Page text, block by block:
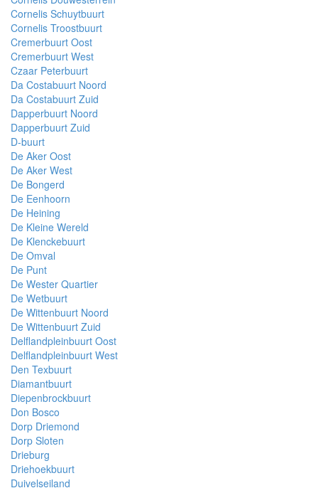
Cornelis Schuytbuurt
Cornelis Troostbuurt
Cremerbuurt Oost
Cremerbuurt West
Czaar Peterbuurt
Da Costabuurt Noord
Da Costabuurt Zuid
Dapperbuurt Noord
Dapperbuurt Zuid
D-buurt
De Aker Oost
De Aker West
De Bongerd
De Eenhoorn
De Heining
De Kleine Wereld
De Klenckebuurt
De Omval
De Punt
De Wester Quartier
De Wetbuurt
De Wittenbuurt Noord
De Wittenbuurt Zuid
Delflandpleinbuurt Oost
Delflandpleinbuurt West
Den Texbuurt
Diamantbuurt
Diepenbrockbuurt
Don Bosco
Dorp Driemond
Dorp Sloten
Drieburg
Driehoekbuurt
Duivelseiland